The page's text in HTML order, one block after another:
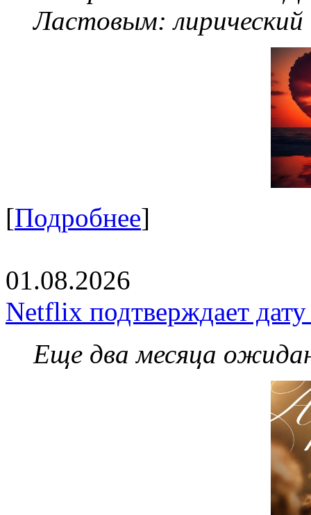
Ластовым:
[Подробнее]
01.08.2026
Netflix подтверждает
Еще два месяца